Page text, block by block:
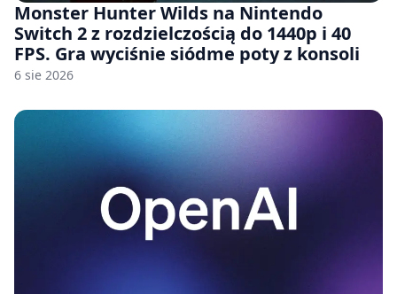
Monster Hunter Wilds na Nintendo
Switch 2 z rozdzielczością do 1440p i 40
FPS. Gra wyciśnie siódme poty z konsoli
6 sie 2026